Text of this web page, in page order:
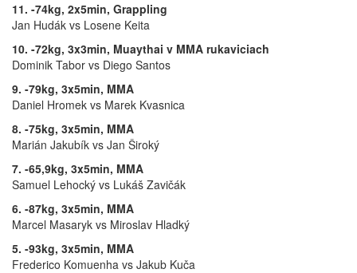
11. -74kg, 2x5min, Grappling
Jan Hudák vs Losene Keita
10. -72kg, 3x3min, Muaythai v MMA rukaviciach
Dominik Tabor vs Diego Santos
9. -79kg, 3x5min, MMA
Daniel Hromek vs Marek Kvasnica
8. -75kg, 3x5min, MMA
Marián Jakubík vs Jan Široký
7. -65,9kg, 3x5min, MMA
Samuel Lehocký vs Lukáš Zavičák
6. -87kg, 3x5min, MMA
Marcel Masaryk vs Miroslav Hladký
5. -93kg, 3x5min, MMA
Frederico Komuenha vs Jakub Kuča